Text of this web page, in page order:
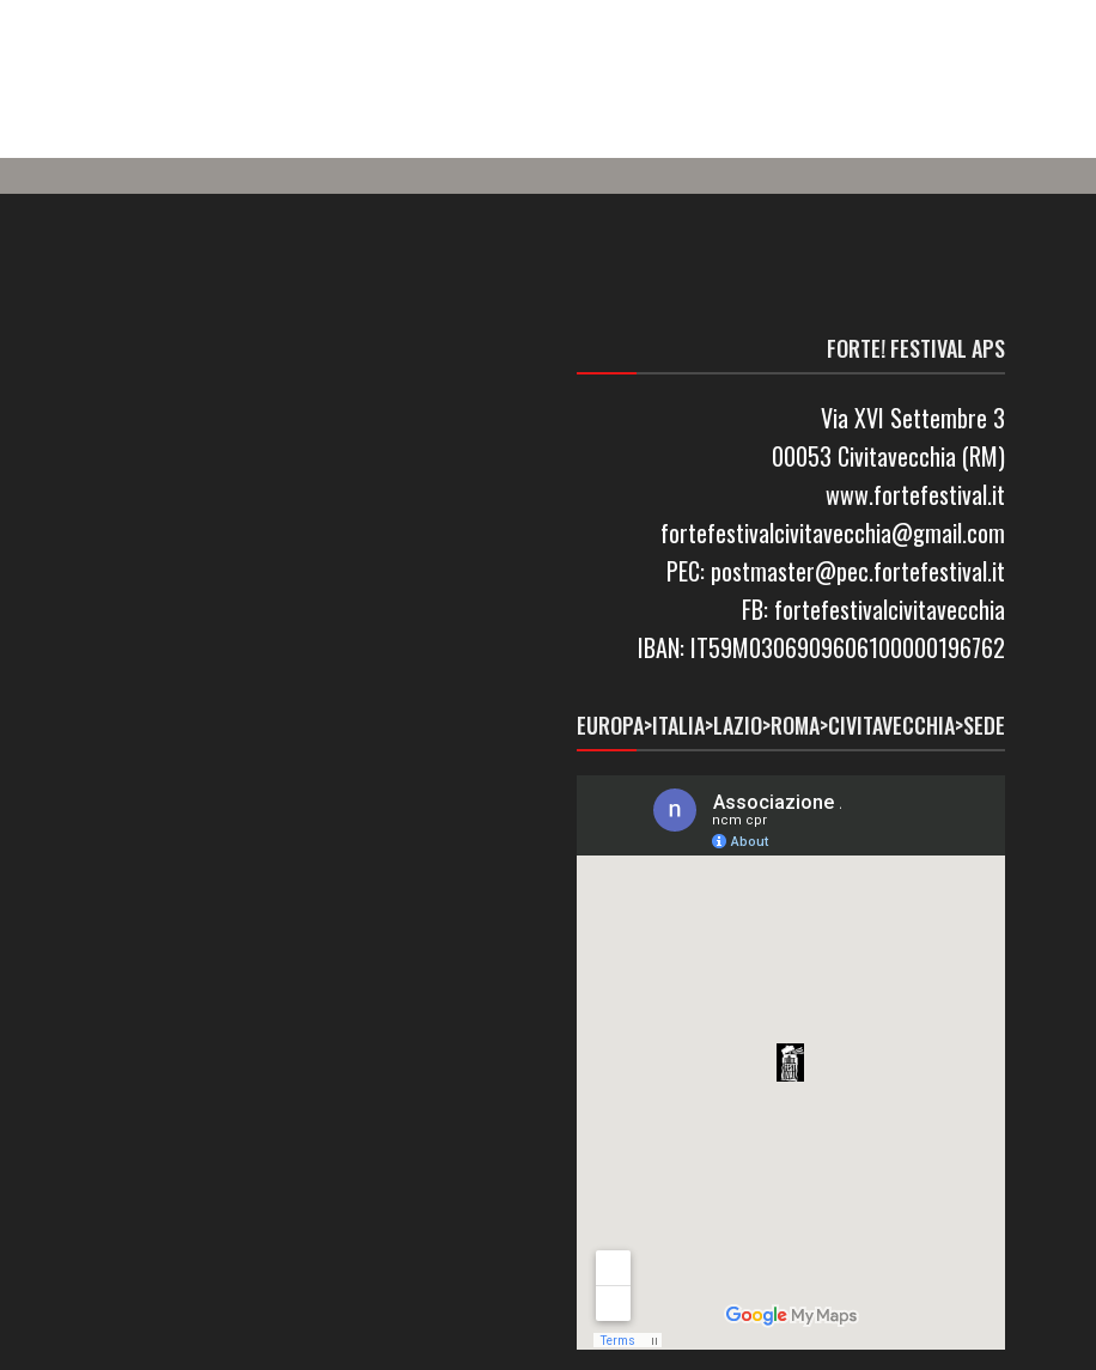
FORTE! FESTIVAL APS
Via XVI Settembre 3
00053 Civitavecchia (RM)
www.fortefestival.it
fortefestivalcivitavecchia@gmail.com
PEC: postmaster@pec.fortefestival.it
FB: fortefestivalcivitavecchia
IBAN: IT59M0306909606100000196762
EUROPA>ITALIA>LAZIO>ROMA>CIVITAVECCHIA>SEDE